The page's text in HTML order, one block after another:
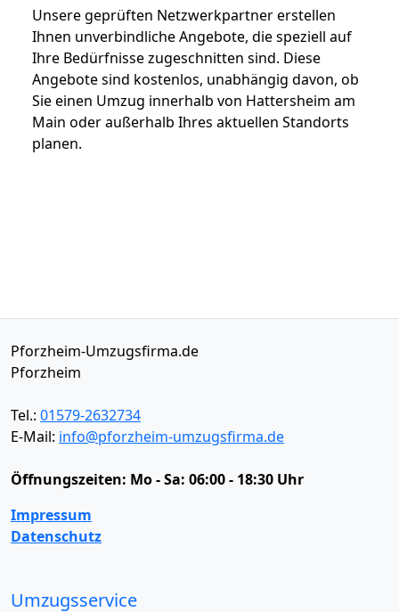
Unsere geprüften Netzwerkpartner erstellen
Ihnen unverbindliche Angebote, die speziell auf
Ihre Bedürfnisse zugeschnitten sind. Diese
Angebote sind kostenlos, unabhängig davon, ob
Sie einen Umzug innerhalb von Hattersheim am
Main oder außerhalb Ihres aktuellen Standorts
planen.
Pforzheim-Umzugsfirma.de
Pforzheim
Tel.: 01579-2632734
E-Mail: info@pforzheim-umzugsfirma.de
Öffnungszeiten: Mo - Sa: 06:00 - 18:30 Uhr
Impressum
Datenschutz
Umzugsservice